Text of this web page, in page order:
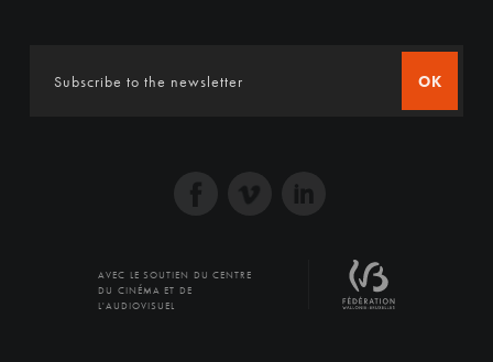
OK
AVEC LE SOUTIEN DU CENTRE
DU CINÉMA ET DE
L'AUDIOVISUEL